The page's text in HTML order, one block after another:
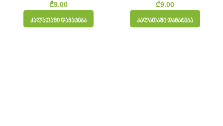
₾9.00
ᲙᲐᲚᲐᲗᲐᲨᲘ ᲓᲐᲛᲐᲢᲔᲑᲐ
₾9.00
ᲙᲐᲚᲐᲗᲐᲨᲘ ᲓᲐᲛᲐᲢᲔᲑᲐ